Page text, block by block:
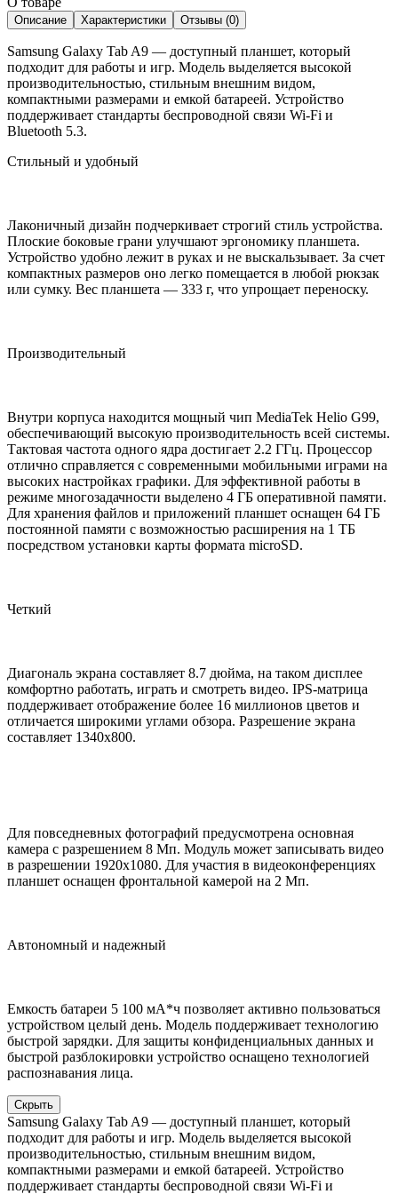
Описание Характеристики Отзывы (0)
Samsung Galaxy Tab A9 — доступный планшет, который
подходит для работы и игр. Модель выделяется высокой
производительностью, стильным внешним видом,
компактными размерами и емкой батареей. Устройство
поддерживает стандарты беспроводной связи Wi-Fi и
Bluetooth 5.3.
Стильный и удобный
Лаконичный дизайн подчеркивает строгий стиль устройства.
Плоские боковые грани улучшают эргономику планшета.
Устройство удобно лежит в руках и не выскальзывает. За счет
компактных размеров оно легко помещается в любой рюкзак
или сумку. Вес планшета — 333 г, что упрощает переноску.
Производительный
Внутри корпуса находится мощный чип MediaTek Helio G99,
обеспечивающий высокую производительность всей системы.
Тактовая частота одного ядра достигает 2.2 ГГц. Процессор
отлично справляется с современными мобильными играми на
высоких настройках графики. Для эффективной работы в
режиме многозадачности выделено 4 ГБ оперативной памяти.
Для хранения файлов и приложений планшет оснащен 64 ГБ
постоянной памяти с возможностью расширения на 1 ТБ
посредством установки карты формата microSD.
Четкий
Диагональ экрана составляет 8.7 дюйма, на таком дисплее
комфортно работать, играть и смотреть видео. IPS-матрица
поддерживает отображение более 16 миллионов цветов и
отличается широкими углами обзора. Разрешение экрана
составляет 1340x800.
Для повседневных фотографий предусмотрена основная
камера с разрешением 8 Мп. Модуль может записывать видео
в разрешении 1920x1080. Для участия в видеоконференциях
планшет оснащен фронтальной камерой на 2 Мп.
Автономный и надежный
Емкость батареи 5 100 мА*ч позволяет активно пользоваться
устройством целый день. Модель поддерживает технологию
быстрой зарядки. Для защиты конфиденциальных данных и
быстрой разблокировки устройство оснащено технологией
распознавания лица.
Скрыть
Samsung Galaxy Tab A9 — доступный планшет, который
подходит для работы и игр. Модель выделяется высокой
производительностью, стильным внешним видом,
компактными размерами и емкой батареей. Устройство
поддерживает стандарты беспроводной связи Wi-Fi и